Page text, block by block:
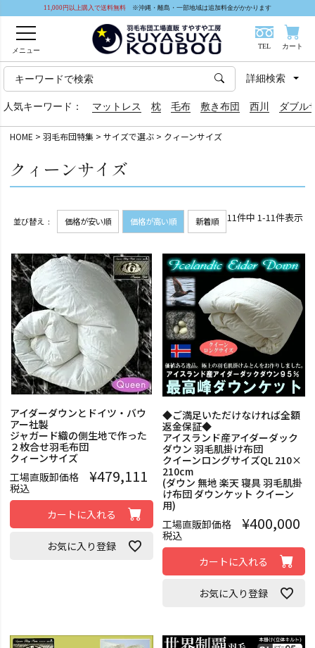
11,000円以上購入で送料無料 ※沖縄・離島・一部地域は追加料金がかかります
メニュー
TEL カート
人気キーワード： マットレス 枕 毛布 敷き布団 西川 ダブル
詳細検索
HOME 羽毛布団特集 サイズで選ぶ クィーンサイズ
クィーンサイズ
並び替え 価格が安い順 価格が高い順 新着順 11件中 1-11件表示
アイダーダウンとドイツ・バウ
アー社製
ジャガード織の側生地で作った
２枚合せ羽毛布団
クィーンサイズ
工場直販卸価格
¥479,111
税込
カートに入れる
お気に入り登録
◆ご満足いただけなければ全額
返金保証◆
アイスランド産アイダーダック
ダウン 羽毛肌掛け布団
クイーンロングサイズQL 210×
210cm
(ダウン 無地 楽天 寝具 羽毛肌掛
け布団 ダウンケット クイーン
用)
工場直販卸価格
¥400,000
税込
カートに入れる
お気に入り登録